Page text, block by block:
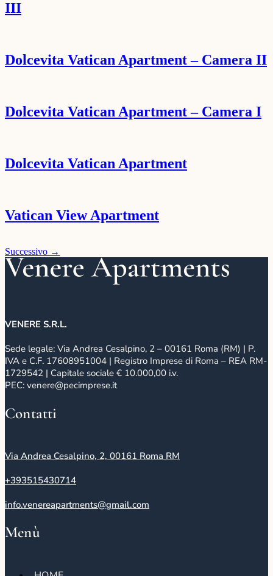
III
Dolcevita Vatican Apartment – Camera II
Dolcevita Vatican Apartment – Camera I
Dolcevita Vatican Apartment
Vatican View Apartment
Successivo →
VENERE S.R.L.
Sede legale: Via Andrea Cesalpino, 2 – 00161 Roma (RM) | P.
IVA e C.F. 17608951004 | Registro Imprese di Roma – REA RM-
1729542 | Capitale sociale € 10.000,00 i.v.
PEC: venere@pecimprese.it
Contatti
Via Andrea Cesalpino, 2, 00161 Roma RM
+393515430714
info.venereapartments@gmail.com
Menù